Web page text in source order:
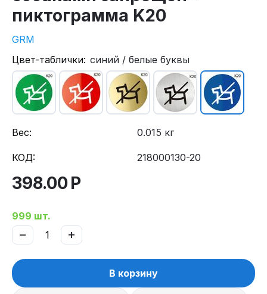
пиктограмма K20
GRM
Цвет-таблички: синий / белые буквы
Вес: 0.015 кг
КОД: 218000130-20
398.00Р
999 шт.
+
−
В корзину